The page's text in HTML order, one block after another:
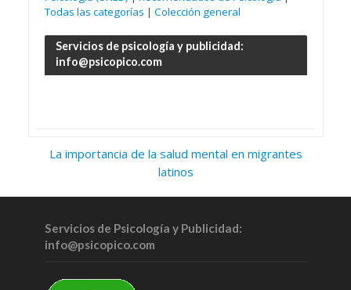
Todas las categorías | Colección general
Servicios de psicología y publicidad:
info@psicopico.com
La importancia de la salud mental en migrantes
latinos
Servicios de Psicología y Publicidad:
info@psicopico.com